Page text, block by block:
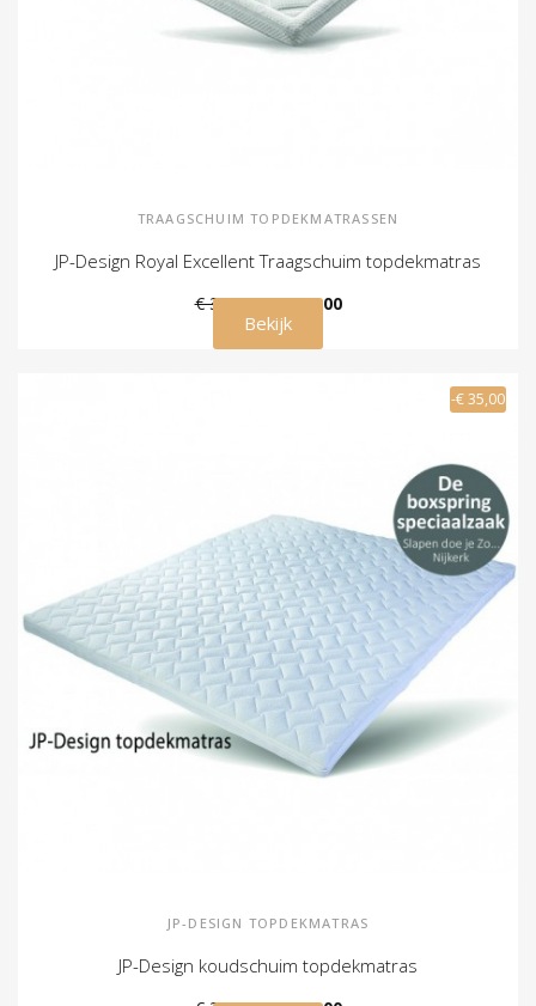
TRAAGSCHUIM TOPDEKMATRASSEN
JP-Design Royal Excellent Traagschuim topdekmatras
€ 315,00 € 285,00
Bekijk
-€ 35,00
JP-DESIGN TOPDEKMATRAS
JP-Design koudschuim topdekmatras